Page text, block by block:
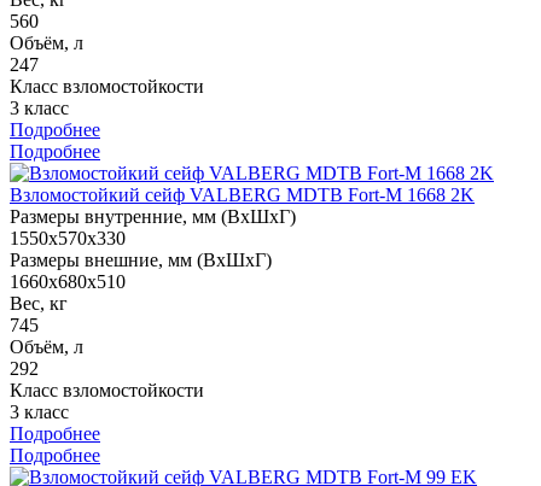
560
Объём, л
247
Класс взломостойкости
3 класс
Подробнее
Подробнее
Взломостойкий сейф VALBERG MDTB Fort-M 1668 2K
Размеры внутренние, мм (ВхШхГ)
1550x570x330
Размеры внешние, мм (ВхШхГ)
1660x680x510
Вес, кг
745
Объём, л
292
Класс взломостойкости
3 класс
Подробнее
Подробнее